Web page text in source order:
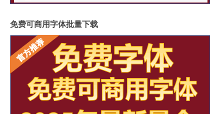
免费可商用字体批量下载